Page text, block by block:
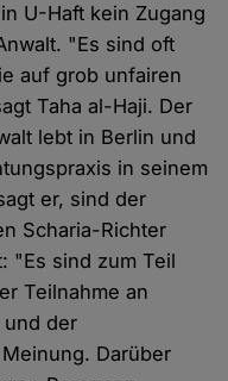
U-Haft kein Zugang
"Es sind oft
auf grob unfairen
Taha al-Haji. Der
lebt in Berlin und
in seinem
er, sind der
Scharia-Richter
"Es sind zum Teil
Teilnahme an
und der
Darüber